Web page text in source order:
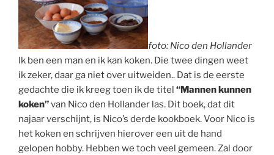
foto: Nico den Hollander
Ik ben een man en ik kan koken. Die twee dingen weet
ik zeker, daar ga niet over uitweiden.. Dat is de eerste
gedachte die ik kreeg toen ik de titel “Mannen kunnen
koken”van Nico den Hollander las. Dit boek, dat dit
najaar verschijnt, is Nico’s derde kookboek. Voor Nico is
het koken en schrijven hierover een uit de hand
gelopen hobby. Hebben we toch veel gemeen. Zal door